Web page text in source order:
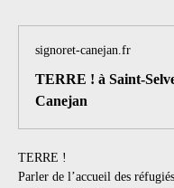
signoret-canejan.fr
TERRE ! à Saint-
Canejan
TERRE !
Parler de l’accueil des